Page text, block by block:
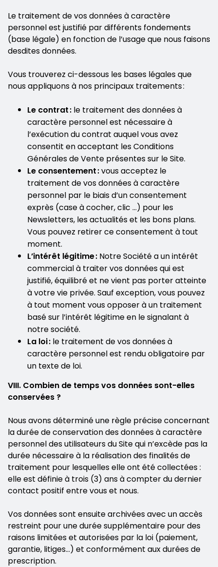
Le traitement de vos données à caractère
personnel est justifié par différents fondements
(base légale) en fonction de l’usage que nous faisons
desdites données.
Vous trouverez ci-dessous les bases légales que
nous appliquons à nos principaux traitements :
Le contrat : le traitement des données à
caractère personnel est nécessaire à
l’exécution du contrat auquel vous avez
consentit en acceptant les Conditions
Générales de Vente présentes sur le Site.
Le consentement :vous acceptez le
traitement de vos données à caractère
personnel par le biais d’un consentement
exprès (case à cocher, clic …) pour les
Newsletters, les actualités et les bons plans.
Vous pouvez retirer ce consentement à tout
moment.
L’intérêt légitime : Notre Société a un intérêt
commercial à traiter vos données qui est
justifié, équilibré et ne vient pas porter atteinte
à votre vie privée. Sauf exception, vous pouvez
à tout moment vous opposer à un traitement
basé sur l’intérêt légitime en le signalant à
notre société.
La loi : le traitement de vos données à
caractère personnel est rendu obligatoire par
un texte de loi.
VIII. Combien de temps vos données sont-elles
conservées ?
Nous avons déterminé une règle précise concernant
la durée de conservation des données à caractère
personnel des utilisateurs du Site qui n’excède pas la
durée nécessaire à la réalisation des finalités de
traitement pour lesquelles elle ont été collectées :
elle est définie à trois (3) ans à compter du dernier
contact positif entre vous et nous.
Vos données sont ensuite archivées avec un accès
restreint pour une durée supplémentaire pour des
raisons limitées et autorisées par la loi (paiement,
garantie, litiges…) et conformément aux durées de
prescription.